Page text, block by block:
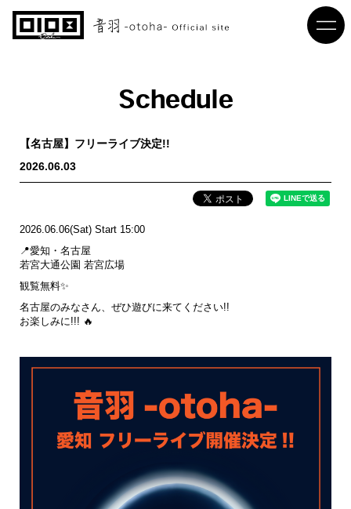
Schedule
【名古屋】フリーライブ決定!!
2026.06.03
2026.06.06(Sat) Start 15:00
📍愛知・名古屋
若宮大通公園 若宮広場
観覧無料✨
名古屋のみなさん、ぜひ遊びに来てください!!
お楽しみに!!! 🔥